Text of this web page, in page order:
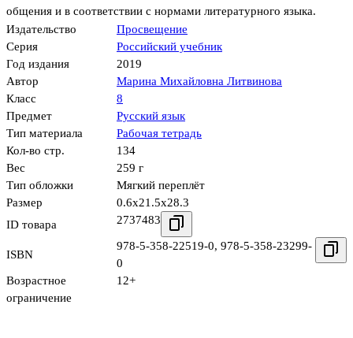
общения и в соответствии с нормами литературного языка.
Издательство
Просвещение
Серия
Российский учебник
Год издания
2019
Автор
Марина Михайловна Литвинова
Класс
8
Предмет
Русский язык
Тип материала
Рабочая тетрадь
Кол-во стр.
134
Вес
259 г
Тип обложки
Мягкий переплёт
Размер
0.6x21.5x28.3
ID товара
2737483
ISBN
978-5-358-22519-0, 978-5-358-23299-
0
Возрастное
ограничение
12+